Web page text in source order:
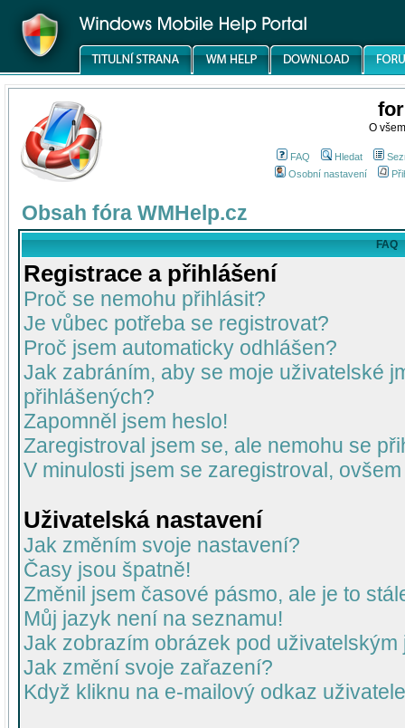
O
FAQ Hledat
Osobní nastavení
Obsah fóra WMHelp.cz
FAQ
Registrace a přihlášení
Proč se nemohu přihlásit?
Je vůbec potřeba se registrovat?
Proč jsem automaticky odhlášen?
Jak zabráním, aby se moje uživatelské
přihlášených?
Zapomněl jsem heslo!
Zaregistroval jsem se, ale nemohu se
V minulosti jsem se zaregistroval,
Uživatelská nastavení
Jak změním svoje nastavení?
Časy jsou špatně!
Změnil jsem časové pásmo, ale je to
Můj jazyk není na seznamu!
Jak zobrazím obrázek pod uživatelským
Jak změní svoje zařazení?
Když kliknu na e-mailový odkaz